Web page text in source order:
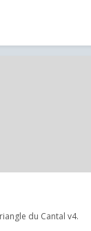
du Cantal v4.